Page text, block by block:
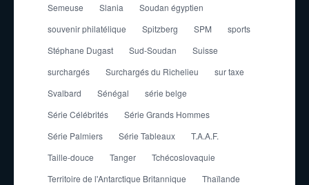
Semeuse
Slania
Soudan égyptien
souvenir philatélique
Spitzberg SPM
sports
Stéphane Dugast
Sud-Soudan
Suisse
surchargés
Surchargés du Richelieu
sur taxe
Svalbard
Sénégal
série belge
Série Célébrités
Série Grands Hommes
Série Palmiers
Série Tableaux
T.A.A.F.
Taille-douce
Tanger
Tchécoslovaquie
Territoire de l'Antarctique Britannique
Thaïlande